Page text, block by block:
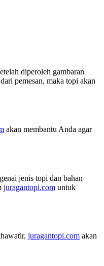
diperoleh gambaran
pemesan, maka topi akan
akan membantu Anda agar
jenis topi dan bahan
juragantopi.com untuk
juragantopi.com akan